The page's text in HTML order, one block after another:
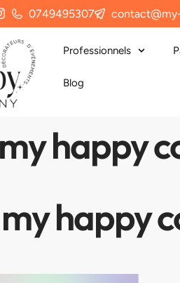
0749495307
Professionnels
Blog
happy
happy